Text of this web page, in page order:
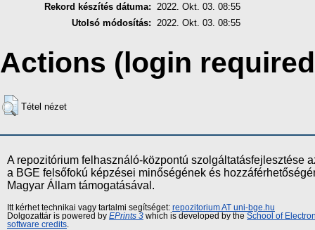
Rekord készítés dátuma:
2022. Okt. 03. 08:55
Utolsó módosítás:
2022. Okt. 03. 08:55
Actions (login
Tétel nézet
A repozitórium felhasználó-központú szolgáltatásfejlesztése
a BGE felsőfokú képzései minőségének és
Magyar Állam támogatásával.
Itt kérhet technikai vagy tartalmi segítséget: repozitorium AT uni-bge.hu
Dolgozattár is powered by EPrints 3 which is developed by the School of
software credits